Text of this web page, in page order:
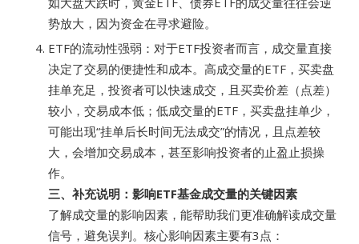
势放大，因为资金在寻求避险。
ETF的流动性强弱：对于ETF投资者而言，成交量直接
决定了交易的便捷性和成本。高成交量的ETF，买卖盘
挂单充足，投资者可以快速成交，且买卖价差（点差）
较小，交易成本低；低成交量的ETF，买卖盘挂单少，
可能出现“挂单后长时间无法成交”的情况，且点差较
大，会增加交易成本，甚至影响投资者的止盈止损操
作。
三、补充说明：影响ETF基金成交量的关键因素
了解成交量的影响因素，能帮助我们更准确解读成交量
信号，避免误判。核心影响因素主要有3点：